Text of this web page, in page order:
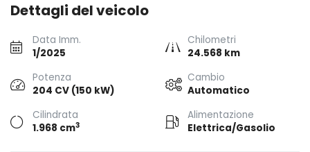
Dettagli del veicolo
Data Imm.
1/2025
Chilometri
24.568 km
Potenza
204 CV (150 kW)
Cambio
Automatico
Cilindrata
1.968 cm3
Alimentazione
Elettrica/Gasolio